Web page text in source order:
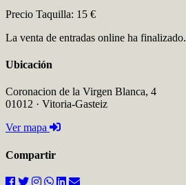
Precio Taquilla: 15 €
La venta de entradas online ha finalizado.
Ubicación
Coronacion de la Virgen Blanca, 4
01012 · Vitoria-Gasteiz
Ver mapa
Compartir